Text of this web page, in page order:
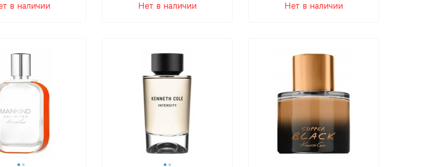
в наличии Нет в наличии Нет в наличии